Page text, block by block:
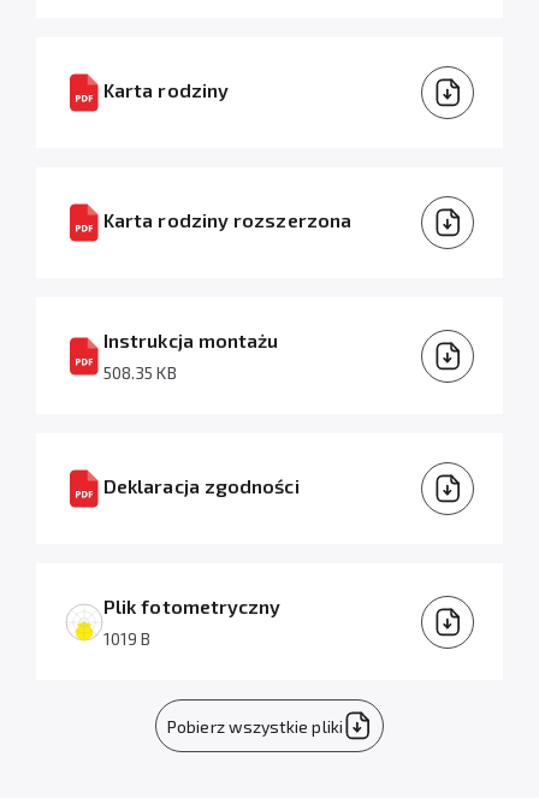
Karta rodziny
Karta rodziny rozszerzona
Instrukcja montażu
508.35 KB
Deklaracja zgodności
Plik fotometryczny
1019 B
Pobierz wszystkie pliki